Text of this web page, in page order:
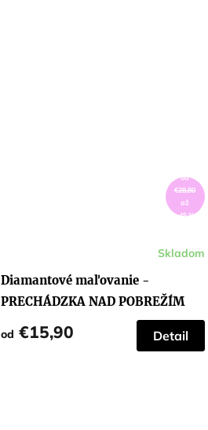
od
€28,80
až
–45 %
Diamantové maľovanie -
PRECHÁDZKA NAD POBREŽÍM
Skladom
od €15,90 Detail